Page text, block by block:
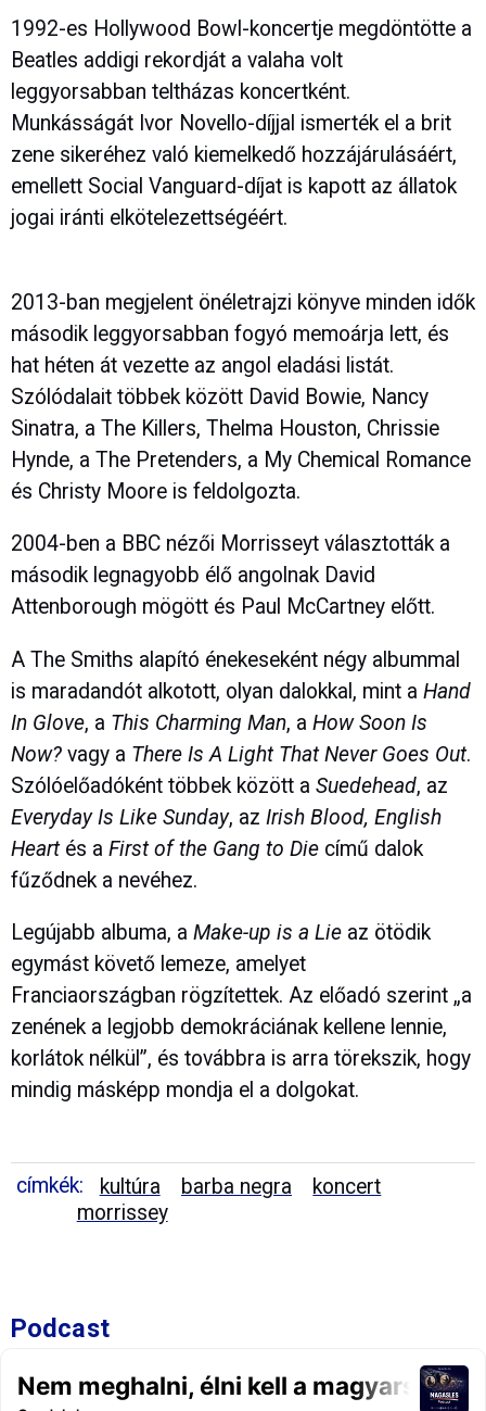
1992-es Hollywood Bowl-koncertje megdöntötte a
Beatles addigi rekordját a valaha volt
leggyorsabban teltházas koncertként.
Munkásságát Ivor Novello-díjjal ismerték el a brit
zene sikeréhez való kiemelkedő hozzájárulásáért,
emellett Social Vanguard-díjat is kapott az állatok
jogai iránti elkötelezettségéért.
2013-ban megjelent önéletrajzi könyve minden idők
második leggyorsabban fogyó memoárja lett, és
hat héten át vezette az angol eladási listát.
Szólódalait többek között David Bowie, Nancy
Sinatra, a The Killers, Thelma Houston, Chrissie
Hynde, a The Pretenders, a My Chemical Romance
és Christy Moore is feldolgozta.
2004-ben a BBC nézői Morrisseyt választották a
második legnagyobb élő angolnak David
Attenborough mögött és Paul McCartney előtt.
A The Smiths alapító énekeseként négy albummal
is maradandót alkotott, olyan dalokkal, mint a Hand
In Glove, a This Charming Man, a How Soon Is
Now? vagy a There Is A Light That Never Goes Out.
Szólóelőadóként többek között a Suedehead, az
Everyday Is Like Sunday, az Irish Blood, English
Heartés a First of the Gang to Die című dalok
fűződnek a nevéhez.
Legújabb albuma, a Make-up is a Lie az ötödik
egymást követő lemeze, amelyet
Franciaországban rögzítettek. Az előadó szerint „a
zenének a legjobb demokráciának kellene lennie,
korlátok nélkül”, és továbbra is arra törekszik, hogy
mindig másképp mondja el a dolgokat.
címkék: kultúra barba negra
koncert
morrissey
Podcast